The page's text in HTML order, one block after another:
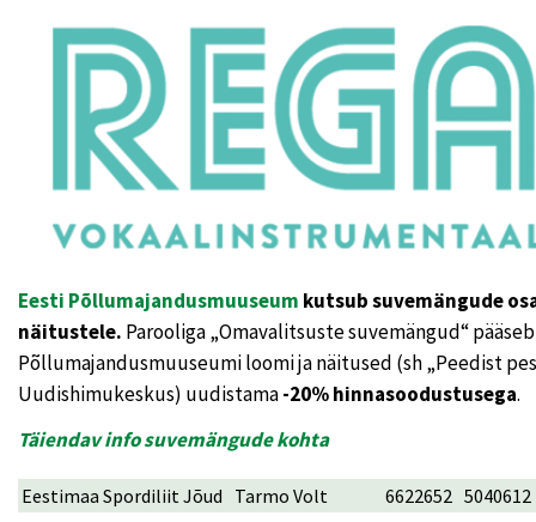
Eesti Põllumajandusmuuseum kutsub suvemängude
näitustele. Parooliga „Omavalitsuste suvemängud“
Põllumajandusmuuseumi loomi ja näitused (sh „Peedist
Uudishimukeskus) uudistama-20% hinnasoodustusega.
Täiendav info suvemängude kohta
Eestimaa Spordiliit Jõud Tarmo Volt 6622652 5040612